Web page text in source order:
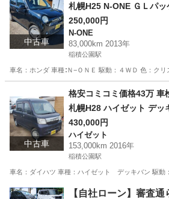
中古車
札幌H25 N-ONE ＧＬパッ
250,000円
N-ONE
83,000km 2013年
稲積公園駅
車名：ホンダ 車種∶Ｎ−ＯＮＥ 駆動：４ＷＤ 色：ク
稲積公園駅 N-ONE
中古車
格安コミコミ価格43万 車
札幌H28 ハイゼット デッ
430,000円
ハイゼット
153,000km 2016年
稲積公園駅
車名：ダイハツ 車種：ハイゼット デッキバン 駆動
北海道 札幌市 稲積公園駅 ハイゼット
【自社ローン】審査